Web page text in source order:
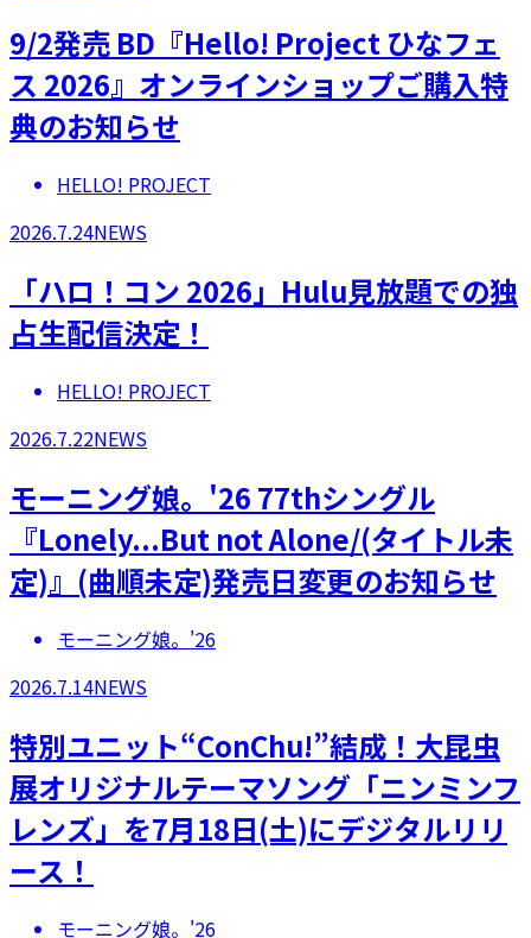
9/2発売 BD『Hello! Project ひなフェ
ス 2026』オンラインショップご購入特
典のお知らせ
HELLO! PROJECT
2026.7.24NEWS
「ハロ！コン 2026」Hulu見放題での独
占生配信決定！
HELLO! PROJECT
2026.7.22NEWS
モーニング娘。'26 77thシングル
『Lonely...But not Alone/(タイトル未
定)』(曲順未定)発売日変更のお知らせ
モーニング娘。'26
2026.7.14NEWS
特別ユニット“ConChu!”結成！大昆虫
展オリジナルテーマソング「ニンミンフ
レンズ」を7月18日(土)にデジタルリリ
ース！
モーニング娘。'26